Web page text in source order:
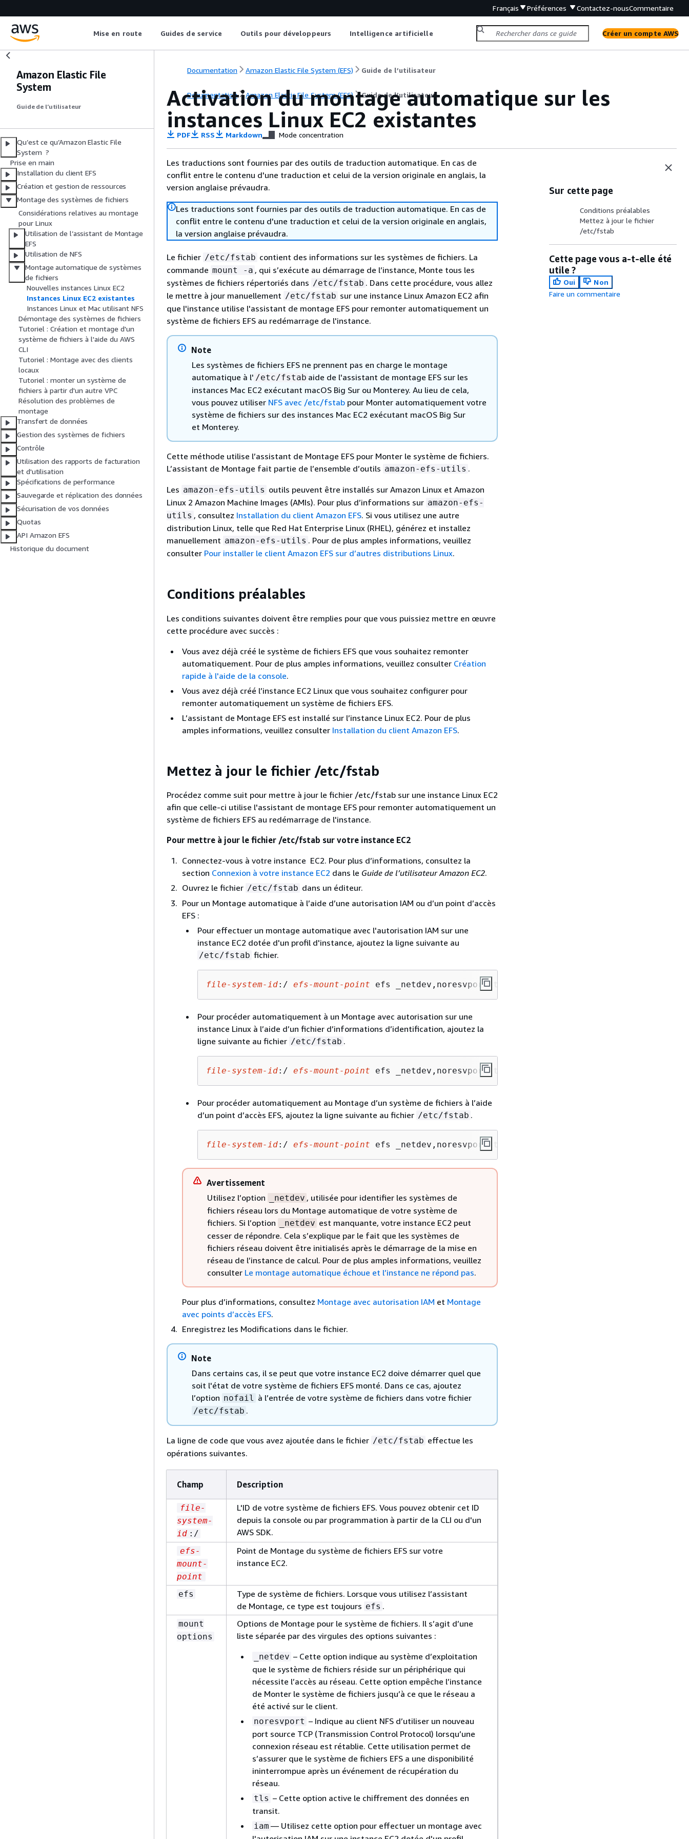
Français Préférences Contactez-nousCommentaire
Mise en route Guides de service Outils pour développeurs Intelligence artificielle Créer un compte AWS
Amazon Elastic File
System
Guide de l’utilisateur
Qu’est ce qu’Amazon Elastic File
System ?
Prise en main
Installation du client EFS
Création et gestion de ressources
Montage des systèmes de fichiers
Considérations relatives au montage
pour Linux
Utilisation de l’assistant de Montage
EFS
Utilisation de NFS
Montage automatique de systèmes
de fichiers
Nouvelles instances Linux EC2
Instances Linux EC2 existantes
Instances Linux et Mac utilisant NFS
Démontage des systèmes de fichiers
Tutoriel : Création et montage d'un
système de fichiers à l'aide du AWS
CLI
Tutoriel : Montage avec des clients
locaux
Tutoriel : monter un système de
fichiers à partir d'un autre VPC
Résolution des problèmes de
montage
Transfert de données
Gestion des systèmes de fichiers
Contrôle
Utilisation des rapports de facturation
et d'utilisation
Spécifications de performance
Sauvegarde et réplication des données
Sécurisation de vos données
Quotas
API Amazon EFS
Historique du document
Documentation Amazon Elastic File System (EFS) Guide de l’utilisateur
Documentation Amazon Elastic File System (EFS) Guide de l’utilisateur
Activation du montage automatique sur les
instances Linux EC2 existantes
PDF RSS Markdown Mode concentration
Les traductions sont fournies par des outils de traduction automatique. En cas de
conflit entre le contenu d'une traduction et celui de la version originale en anglais, la
version anglaise prévaudra.
Les traductions sont fournies par des outils de traduction automatique. En cas de
conflit entre le contenu d'une traduction et celui de la version originale en anglais,
la version anglaise prévaudra.
Le fichier /etc/fstab contient des informations sur les systèmes de fichiers. La
commande mount -a , qui s’exécute au démarrage de l’instance, Monte tous les
systèmes de fichiers répertoriés dans /etc/fstab . Dans cette procédure, vous allez
le mettre à jour manuellement /etc/fstab sur une instance Linux Amazon EC2 afin
que l'instance utilise l'assistant de montage EFS pour remonter automatiquement un
système de fichiers EFS au redémarrage de l'instance.
Note
Les systèmes de fichiers EFS ne prennent pas en charge le montage
automatique à l' /etc/fstab aide de l'assistant de montage EFS sur les
instances Mac EC2 exécutant macOS Big Sur ou Monterey. Au lieu de cela,
vous pouvez utiliser NFS avec /etc/fstab pour Monter automatiquement votre
système de fichiers sur des instances Mac EC2 exécutant macOS Big Sur
et Monterey.
Cette méthode utilise l’assistant de Montage EFS pour Monter le système de fichiers.
L’assistant de Montage fait partie de l’ensemble d’outils amazon-efs-utils .
Les amazon-efs-utils outils peuvent être installés sur Amazon Linux et Amazon
Linux 2 Amazon Machine Images (AMIs). Pour plus d’informations sur amazon-efs-
utils , consultez Installation du client Amazon EFS. Si vous utilisez une autre
distribution Linux, telle que Red Hat Enterprise Linux (RHEL), générez et installez
manuellement amazon-efs-utils . Pour de plus amples informations, veuillez
consulter Pour installer le client Amazon EFS sur d’autres distributions Linux.
Conditions préalables
Les conditions suivantes doivent être remplies pour que vous puissiez mettre en œuvre
cette procédure avec succès :
Vous avez déjà créé le système de fichiers EFS que vous souhaitez remonter
automatiquement. Pour de plus amples informations, veuillez consulter Création
rapide à l'aide de la console.
Vous avez déjà créé l’instance EC2 Linux que vous souhaitez configurer pour
remonter automatiquement un système de fichiers EFS.
L’assistant de Montage EFS est installé sur l’instance Linux EC2. Pour de plus
amples informations, veuillez consulter Installation du client Amazon EFS.
Mettez à jour le fichier /etc/fstab
Procédez comme suit pour mettre à jour le fichier /etc/fstab sur une instance Linux EC2
afin que celle-ci utilise l'assistant de montage EFS pour remonter automatiquement un
système de fichiers EFS au redémarrage de l'instance.
Pour mettre à jour le fichier /etc/fstab sur votre instance EC2
Connectez-vous à votre instance EC2. Pour plus d’informations, consultez la
section Connexion à votre instance EC2 dans le Guide de l’utilisateur Amazon EC2.
Ouvrez le fichier /etc/fstab dans un éditeur.
Pour un Montage automatique à l’aide d’une autorisation IAM ou d’un point d’accès
EFS :
Pour effectuer un montage automatique avec l'autorisation IAM sur une
instance EC2 dotée d'un profil d'instance, ajoutez la ligne suivante au
/etc/fstab fichier.
file-system-id:/ efs-mount-point efs _netdev,noresvport,tls,iam 0 0
Pour procéder automatiquement à un Montage avec autorisation sur une
instance Linux à l’aide d’un fichier d’informations d’identification, ajoutez la
ligne suivante au fichier /etc/fstab .
file-system-id:/ efs-mount-point efs _netdev,noresvport,tls,iam,awsprofile=
Pour procéder automatiquement au Montage d’un système de fichiers à l’aide
d’un point d’accès EFS, ajoutez la ligne suivante au fichier /etc/fstab .
file-system-id:/ efs-mount-point efs _netdev,noresvport,tls,accesspoint=
Avertissement
Utilisez l’option
_netdev , utilisée pour identifier les systèmes de
fichiers réseau lors du Montage automatique de votre système de
fichiers. Si l’option
_netdev est manquante, votre instance EC2 peut
cesser de répondre. Cela s’explique par le fait que les systèmes de
fichiers réseau doivent être initialisés après le démarrage de la mise en
réseau de l’instance de calcul. Pour de plus amples informations, veuillez
consulter Le montage automatique échoue et l’instance ne répond pas.
Pour plus d’informations, consultez Montage avec autorisation IAM et Montage
avec points d’accès EFS.
Enregistrez les Modifications dans le fichier.
Note
Dans certains cas, il se peut que votre instance EC2 doive démarrer quel que
soit l'état de votre système de fichiers EFS monté. Dans ce cas, ajoutez
l’option nofail à l’entrée de votre système de fichiers dans votre fichier
/etc/fstab .
La ligne de code que vous avez ajoutée dans le fichier /etc/fstab effectue les
opérations suivantes.
Champ Description
file-
system-
id :/
L'ID de votre système de fichiers EFS. Vous pouvez obtenir cet ID
depuis la console ou par programmation à partir de la CLI ou d'un
AWS SDK.
efs-
mount-
point
Point de Montage du système de fichiers EFS sur votre
instance EC2.
efs
Type de système de fichiers. Lorsque vous utilisez l’assistant
de Montage, ce type est toujours efs .
mount
options
Options de Montage pour le système de fichiers. Il s’agit d’une
liste séparée par des virgules des options suivantes :
_netdev – Cette option indique au système d’exploitation
que le système de fichiers réside sur un périphérique qui
nécessite l’accès au réseau. Cette option empêche l’instance
de Monter le système de fichiers jusqu’à ce que le réseau a
été activé sur le client.
noresvport – Indique au client NFS d’utiliser un nouveau
port source TCP (Transmission Control Protocol) lorsqu’une
connexion réseau est rétablie. Cette utilisation permet de
s’assurer que le système de fichiers EFS a une disponibilité
ininterrompue après un événement de récupération du
réseau.
tls – Cette option active le chiffrement des données en
transit.
iam — Utilisez cette option pour effectuer un montage avec
Sur cette page
Conditions préalables
Mettez à jour le fichier
/etc/fstab
Cette page vous a-t-elle été
utile ?
Oui
Non
Faire un commentaire